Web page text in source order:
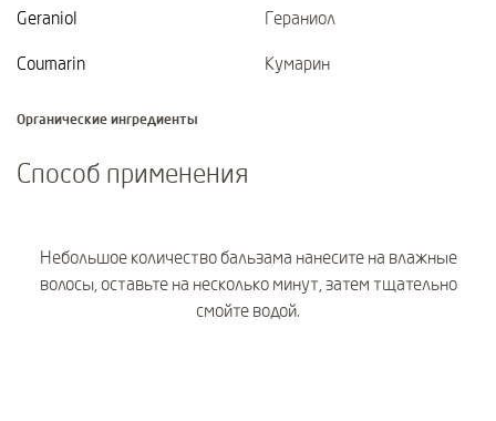
Geraniol Гераниол
Coumarin Кумарин
Органические ингредиенты
Способ применения
Небольшое количество бальзама нанесите на влажные
волосы, оставьте на несколько минут, затем тщательно
смойте водой.